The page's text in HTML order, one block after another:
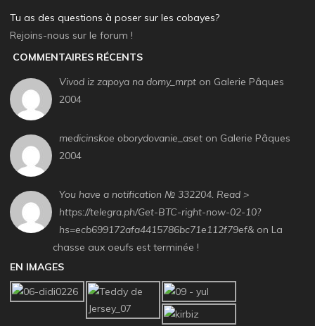
Tu as des questions à poser sur les cobayes?
Rejoins-nous sur le forum !
COMMENTAIRES RÉCENTS
Vivod iz zapoya na domy_mrpt on Galerie Pâques
2004
medicinskoe oborydovanie_aset on Galerie Pâques
2004
You have a notification № 332204. Read >
https://telegra.ph/Get-BTC-right-now-02-10?
hs=ecb699172afa4415786bc71e112f79ef&on La
chasse aux oeufs est terminée !
EN IMAGES